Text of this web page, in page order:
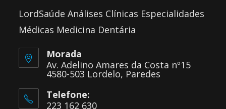
LordSaúde Análises Clínicas Especialidades
Médicas Medicina Dentária
Morada
Av. Adelino Amares da Costa nº15
4580-503 Lordelo, Paredes
Telefone:
223 162 630